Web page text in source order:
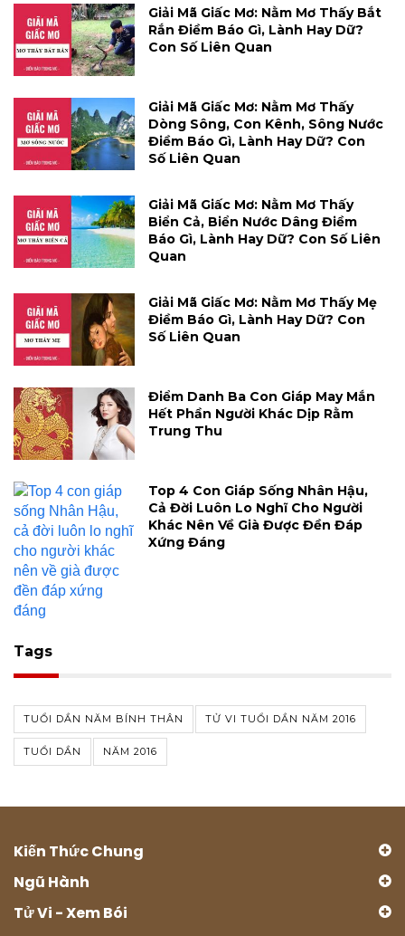
Giải Mã Giấc Mơ: Nằm Mơ Thấy Bắt
Rắn Điềm Báo Gì, Lành Hay Dữ?
Con Số Liên Quan
Giải Mã Giấc Mơ: Nằm Mơ Thấy
Dòng Sông, Con Kênh, Sông Nước
Điềm Báo Gì, Lành Hay Dữ? Con
Số Liên Quan
Giải Mã Giấc Mơ: Nằm Mơ Thấy
Biển Cả, Biển Nước Dâng Điềm
Báo Gì, Lành Hay Dữ? Con Số Liên
Quan
Giải Mã Giấc Mơ: Nằm Mơ Thấy Mẹ
Điềm Báo Gì, Lành Hay Dữ? Con
Số Liên Quan
Điểm Danh Ba Con Giáp May Mắn
Hết Phần Người Khác Dịp Rằm
Trung Thu
Top 4 Con Giáp Sống Nhân Hậu,
Cả Đời Luôn Lo Nghĩ Cho Người
Khác Nên Về Già Được Đền Đáp
Xứng Đáng
Tags
TUỔI DẦN NĂM BÍNH THÂN TỬ VI TUỔI DẦN NĂM 2016
TUỔI DẦN NĂM 2016
Kiến Thức Chung
Ngũ Hành
Tử Vi - Xem Bói